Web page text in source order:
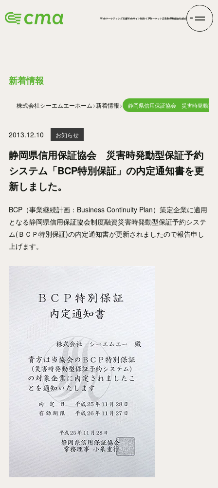
Webマーケティング支援Webサイト制作インターネット広告制作実績会社紹介
新着情報
株式会社シーエムエーホーム 新着情報 静岡県信用保証協会 災害時発動型
2013.12.10 お知らせ
静岡県信用保証協会 災害時発動型保証予約
システム「BCP特別保証」の内定通知書を更
新しました。
BCP（事業継続計画：Business Continuity Plan）策定企業に適用
となる静岡県信用保証協会制度融資災害時発動型保証予約システ
ム(ＢＣＰ特別保証)の内定通知書が更新されましたので報告申し
上げます。